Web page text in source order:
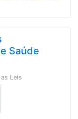
Saúde
Leis